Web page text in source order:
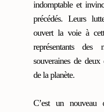
indomptable et
précédés. Leurs
ouvert la voie à
représentants des
souveraines de deux
de la planète.
C’est un nouveau